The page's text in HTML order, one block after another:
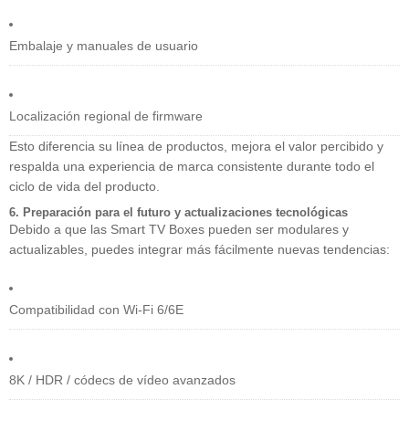
Embalaje y manuales de usuario
Localización regional de firmware
Esto diferencia su línea de productos, mejora el valor percibido y
respalda una experiencia de marca consistente durante todo el
ciclo de vida del producto.
6. Preparación para el futuro y actualizaciones tecnológicas
Debido a que las Smart TV Boxes pueden ser modulares y
actualizables, puedes integrar más fácilmente nuevas tendencias:
Compatibilidad con Wi-Fi 6/6E
8K / HDR / códecs de vídeo avanzados